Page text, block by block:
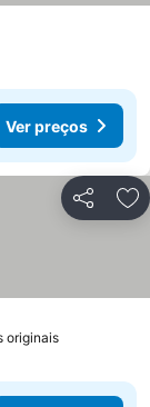
Ver preços
Partilhar
originais